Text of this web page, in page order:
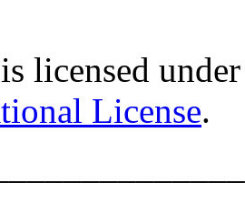
licensed
License.